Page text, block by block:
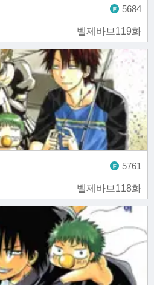
벨제바브119화
5684
벨제바브118화
5761